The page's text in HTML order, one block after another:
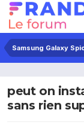
Samsung Galaxy
peut on
sans rien